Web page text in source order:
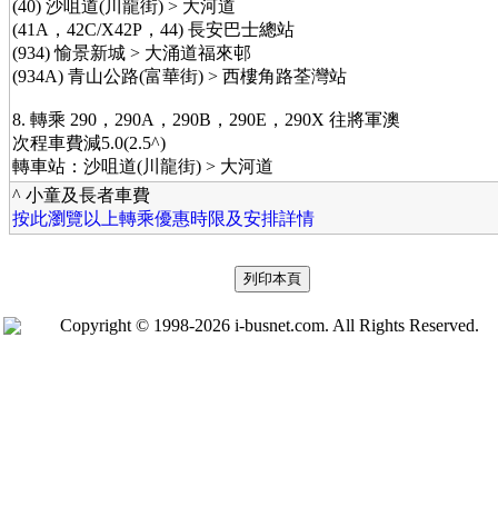
(40) 沙咀道(川龍街) > 大河道
(41A，42C/X42P，44) 長安巴士總站
(934) 愉景新城 > 大涌道福來邨
(934A) 青山公路(富華街) > 西樓角路荃灣站
8. 轉乘 290，290A，290B，290E，290X 往將軍澳
次程車費減5.0(2.5^)
轉車站：沙咀道(川龍街) > 大河道
^ 小童及長者車費
按此瀏覽以上轉乘優惠時限及安排詳情
Copyright © 1998-2026 i-busnet.com. All Rights Reserved.